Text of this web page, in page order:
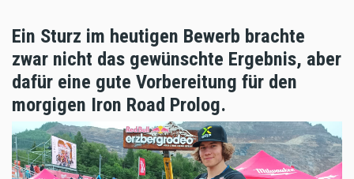
Ein Sturz im heutigen Bewerb brachte
zwar nicht das gewünschte Ergebnis, aber
dafür eine gute Vorbereitung für den
morgigen Iron Road Prolog.